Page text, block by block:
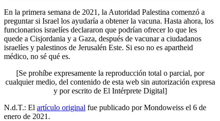
En la primera semana de 2021, la Autoridad Palestina comenzó a
preguntar si Israel los ayudaría a obtener la vacuna. Hasta ahora, los
funcionarios israelíes declararon que podrían ofrecer lo que les
quede a Cisjordania y a Gaza, después de vacunar a ciudadanos
israelíes y palestinos de Jerusalén Este. Si eso no es apartheid
médico, no sé qué es.
[Se prohíbe expresamente la reproducción total o parcial, por
cualquier medio, del contenido de esta web sin autorización expresa
y por escrito de El Intérprete Digital]
N.d.T.: El artículo original fue publicado por Mondoweiss el 6 de
enero de 2021.